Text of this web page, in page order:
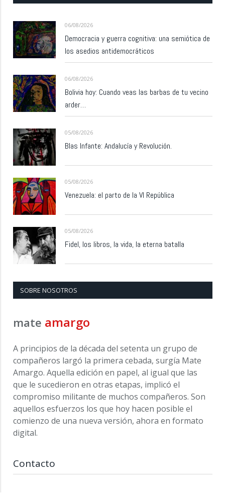
06/08/2026
Democracia y guerra cognitiva: una semiótica de
los asedios antidemocráticos
06/08/2026
Bolivia hoy: Cuando veas las barbas de tu vecino
arder…
05/08/2026
Blas Infante: Andalucía y Revolución.
05/08/2026
Venezuela: el parto de la VI República
05/08/2026
Fidel, los libros, la vida, la eterna batalla
SOBRE NOSOTROS
mate amargo
A principios de la década del setenta un grupo de
compañeros largó la primera cebada, surgía Mate
Amargo. Aquella edición en papel, al igual que las
que le sucedieron en otras etapas, implicó el
compromiso militante de muchos compañeros. Son
aquellos esfuerzos los que hoy hacen posible el
comienzo de una nueva versión, ahora en formato
digital.
Contacto